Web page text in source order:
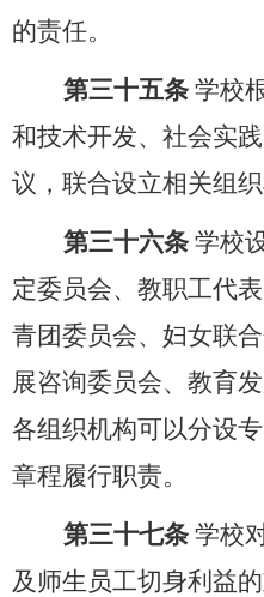
的责任。
第三十五条 学校
和技术开发、社会实
议，联合设立相关组织
第三十六条 学校
定委员会、教职工代表
青团委员会、妇女联
展咨询委员会、教育
各组织机构可以分设
章程履行职责。
第三十七条 学校
及师生员工切身利益